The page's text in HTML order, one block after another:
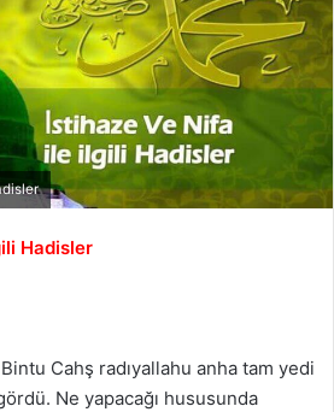
Hadisler
Cahş radıyallahu anha tam yedi
Ne yapacağı hususunda